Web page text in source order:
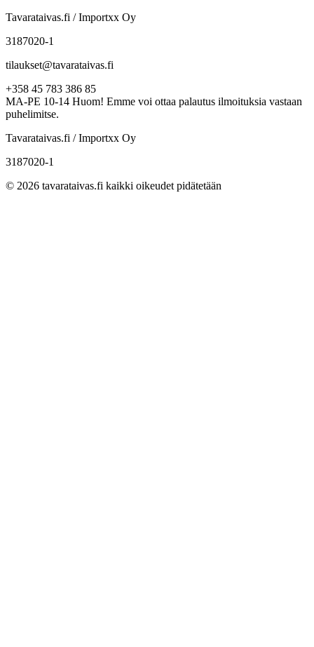
Tavarataivas.fi / Importxx Oy
3187020-1
tilaukset@tavarataivas.fi
+358 45 783 386 85
MA-PE 10-14 Huom! Emme voi ottaa palautus ilmoituksia vastaan
puhelimitse.
Tavarataivas.fi / Importxx Oy
3187020-1
© 2026 tavarataivas.fi kaikki oikeudet pidätetään